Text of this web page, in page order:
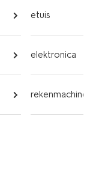
etuis
elektronica